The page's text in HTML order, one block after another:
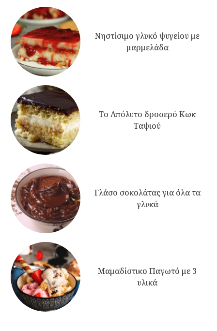
Νηστίσιμο γλυκό ψυγείου με
μαρμελάδα
Το Απόλυτο δροσερό Κωκ
Ταψιού
Γλάσο σοκολάτας για όλα τα
γλυκά
Μαμαδίστικο Παγωτό με 3
υλικά